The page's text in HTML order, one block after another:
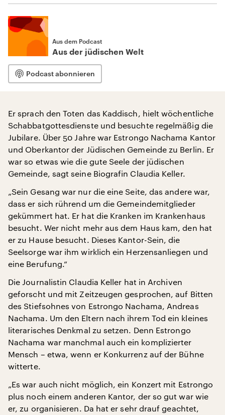
Aus dem Podcast
Aus der jüdischen Welt
Podcast abonnieren
Er sprach den Toten das Kaddisch, hielt wöchentliche
Schabbatgottesdienste und besuchte regelmäßig die
Jubilare. Über 50 Jahre war Estrongo Nachama Kantor
und Oberkantor der Jüdischen Gemeinde zu Berlin. Er
war so etwas wie die gute Seele der jüdischen
Gemeinde, sagt seine Biografin Claudia Keller.
„Sein Gesang war nur die eine Seite, das andere war,
dass er sich rührend um die Gemeindemitglieder
gekümmert hat. Er hat die Kranken im Krankenhaus
besucht. Wer nicht mehr aus dem Haus kam, den hat
er zu Hause besucht. Dieses Kantor-Sein, die
Seelsorge war ihm wirklich ein Herzensanliegen und
eine Berufung.“
Die Journalistin Claudia Keller hat in Archiven
geforscht und mit Zeitzeugen gesprochen, auf Bitten
des Stiefsohnes von Estrongo Nachama, Andreas
Nachama. Um den Eltern nach ihrem Tod ein kleines
literarisches Denkmal zu setzen. Denn Estrongo
Nachama war manchmal auch ein komplizierter
Mensch – etwa, wenn er Konkurrenz auf der Bühne
witterte.
„Es war auch nicht möglich, ein Konzert mit Estrongo
plus noch einem anderen Kantor, der so gut war wie
er, zu organisieren. Da hat er sehr drauf geachtet,